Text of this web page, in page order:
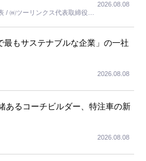
/ ㈱ツーリンクス代表取締役社
2026.08.08
最もサステナブルな企業」の一社
2026.08.08
あるコーチビルダー、特注車の新
2026.08.08